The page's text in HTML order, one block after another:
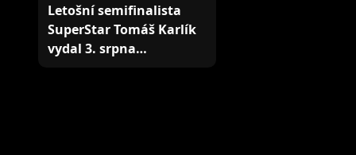
Letošní semifinalista
SuperStar Tomáš Karlík
vydal 3. srpna…